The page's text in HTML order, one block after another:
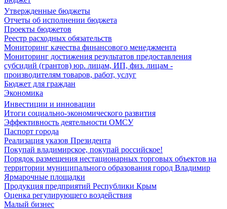
Утвержденные бюджеты
Отчеты об исполнении бюджета
Проекты бюджетов
Реестр расходных обязательств
Мониторинг качества финансового менеджмента
Мониторинг достижения результатов предоставления
субсидий (грантов) юр. лицам, ИП, физ. лицам -
производителям товаров, работ, услуг
Бюджет для граждан
Экономика
Инвестиции и инновации
Итоги социально-экономического развития
Эффективность деятельности ОМСУ
Паспорт города
Реализация указов Президента
Покупай владимирское, покупай российское!
Порядок размещения нестационарных торговых объектов на
территории муниципального образования город Владимир
Ярмарочные площадки
Продукция предприятий Республики Крым
Оценка регулирующего воздействия
Малый бизнес